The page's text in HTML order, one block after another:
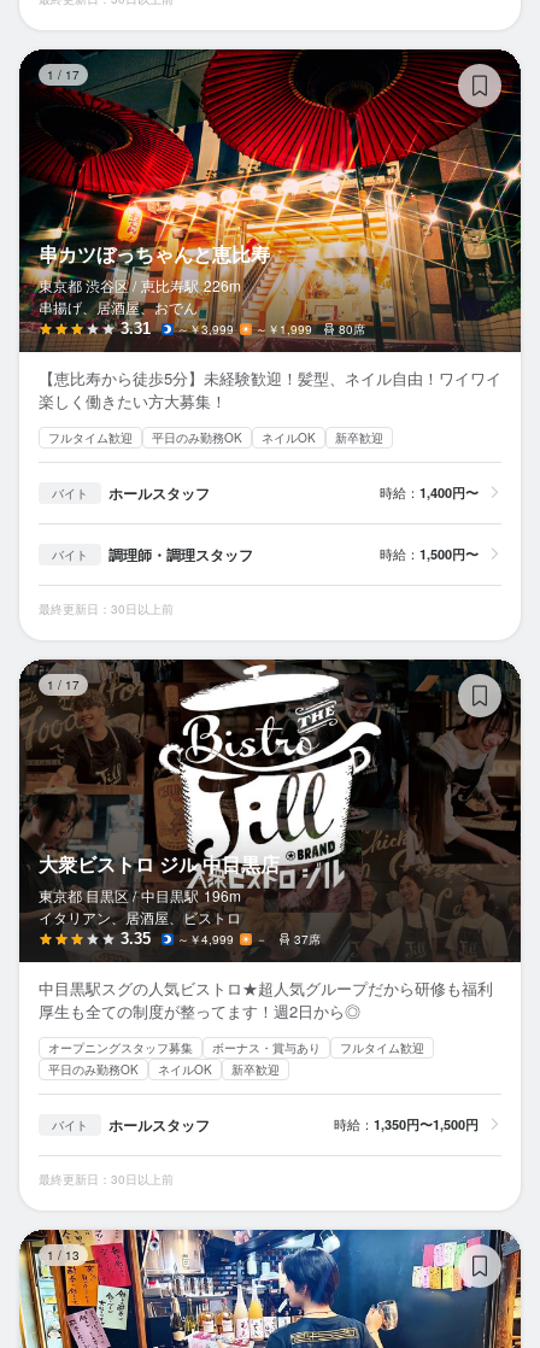
1 / 17
串カツぼっちゃんと恵比寿
東京都 渋谷区 / 恵比寿駅 226m
串揚げ、居酒屋、おでん
3.31 ～￥3,999 ～￥1,999 80席
【恵比寿から徒歩5分】未経験歓迎！髪型、ネイル自由！ワイワイ
楽しく働きたい方大募集！
フルタイム歓迎 平日のみ勤務OK ネイルOK 新卒歓迎
バイト ホールスタッフ 時給： 1,400円〜
バイト 調理師・調理スタッフ 時給： 1,500円〜
最終更新日：30日以上前
1 / 17
大衆ビストロ ジル 中目黒店
東京都 目黒区 / 中目黒駅 196m
イタリアン、居酒屋、ビストロ
3.35 ～￥4,999 － 37席
中目黒駅スグの人気ビストロ★超人気グループだから研修も福利
厚生も全ての制度が整ってます！週2日から◎
オープニングスタッフ募集 ボーナス・賞与あり
フルタイム歓迎
平日のみ勤務OK
ネイルOK 新卒歓迎
バイト ホールスタッフ 時給： 1,350円〜1,500円
最終更新日：30日以上前
1 / 13